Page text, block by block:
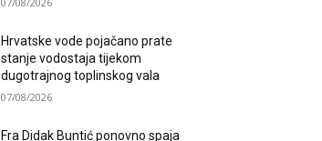
Hrvatske vode pojačano prate
stanje vodostaja tijekom
dugotrajnog toplinskog vala
07/08/2026
Fra Didak Buntić ponovno spaja